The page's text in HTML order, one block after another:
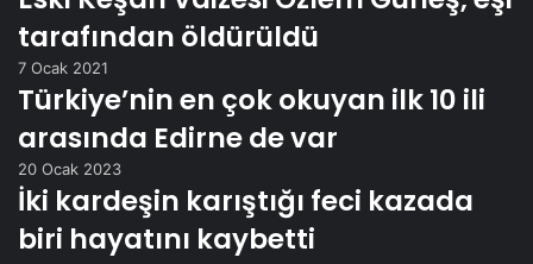
tarafından öldürüldü
7 Ocak 2021
Türkiye’nin en çok okuyan ilk 10 ili
arasında Edirne de var
20 Ocak 2023
İki kardeşin karıştığı feci kazada
biri hayatını kaybetti